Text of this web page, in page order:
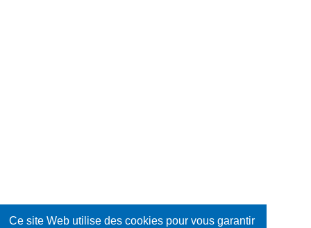
Ce site Web utilise des cookies pour vous garantir